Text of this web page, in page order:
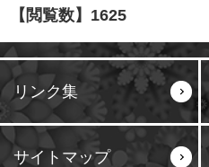
【閲覧数】 1625
リンク集
サイトマップ